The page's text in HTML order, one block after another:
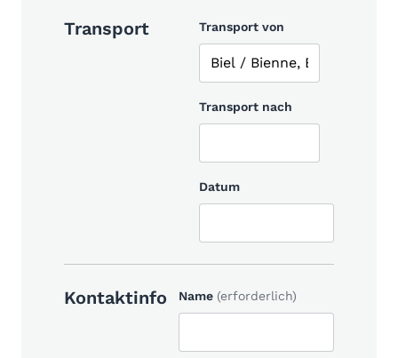
Transport Transport von
Transport nach
Datum
Kontaktinfo Name (erforderlich)